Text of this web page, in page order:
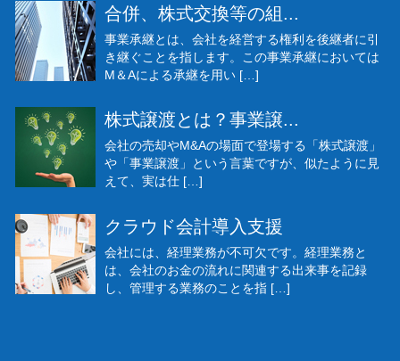
合併、株式交換等の組...
事業承継とは、会社を経営する権利を後継者に引
き継ぐことを指します。この事業承継においては
M＆Aによる承継を用い […]
株式譲渡とは？事業譲...
会社の売却やM&Aの場面で登場する「株式譲渡」
や「事業譲渡」という言葉ですが、似たように見
えて、実は仕 […]
クラウド会計導入支援
会社には、経理業務が不可欠です。経理業務と
は、会社のお金の流れに関連する出来事を記録
し、管理する業務のことを指 […]